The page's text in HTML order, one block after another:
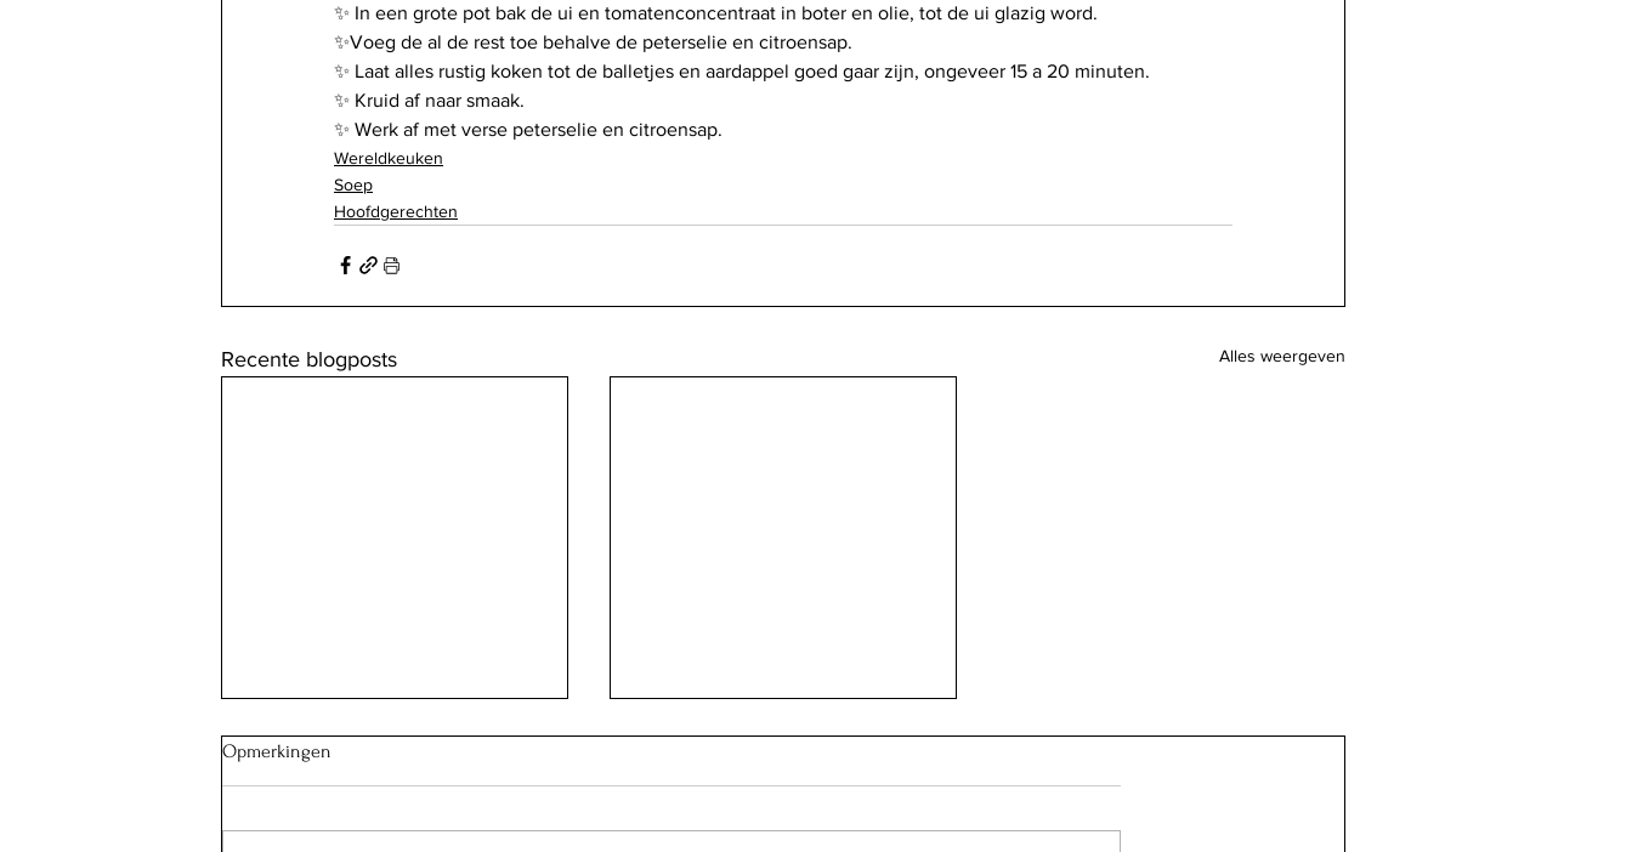
✨️ In een grote pot bak de ui en tomatenconcentraat in boter en olie, tot de ui glazig word.
✨️Voeg de al de rest toe behalve de peterselie en citroensap.
✨️ Laat alles rustig koken tot de balletjes en aardappel goed gaar zijn, ongeveer 15 a 20 minuten.
✨️ Kruid af naar smaak.
✨️ Werk af met verse peterselie en citroensap.
Wereldkeuken
Soep
Hoofdgerechten
Recente blogposts Alles weergeven
Opmerkingen